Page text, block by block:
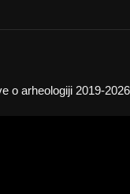
o arheologiji 2019-2026